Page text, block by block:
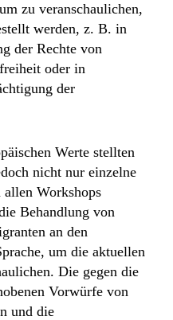
zu veranschaulichen,
werden, z. B. in
der Rechte von
oder in
der
Werte stellten
nicht nur einzelne
Workshops
Behandlung von
an den
um die aktuellen
Die gegen die
Vorwürfe von
und die